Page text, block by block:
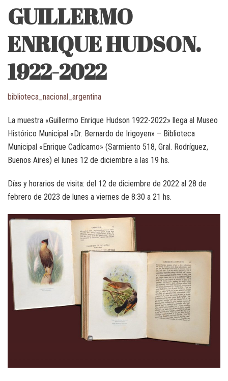
GUILLERMO
ENRIQUE HUDSON.
1922-2022
biblioteca_nacional_argentina
La muestra «Guillermo Enrique Hudson 1922-2022» llega al Museo
Histórico Municipal «Dr. Bernardo de Irigoyen» – Biblioteca
Municipal «Enrique Cadícamo» (Sarmiento 518, Gral. Rodríguez,
Buenos Aires) el lunes 12 de diciembre a las 19 hs.
Días y horarios de visita: del 12 de diciembre de 2022 al 28 de
febrero de 2023 de lunes a viernes de 8:30 a 21 hs.